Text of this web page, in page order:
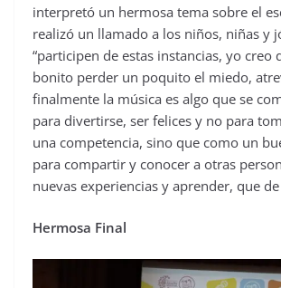
interpretó un hermosa tema sobre el
realizó un llamado a los niños, niñas y
“participen de estas instancias, yo creo
bonito perder un poquito el miedo,
finalmente la música es algo que se
para divertirse, ser felices y no para
una competencia, sino que como un
para compartir y conocer a otras
nuevas experiencias y aprender, que de
Hermosa Final